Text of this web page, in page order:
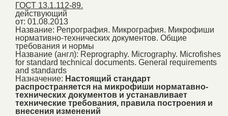
ГОСТ 13.1.112-89.
действующий
от: 01.08.2013
Название: Репрография. Микрография. Микрофиши
нормативно-технических документов. Общие
требования и нормы
Название (англ): Reprography. Micrography. Microfishes
for standard technical documents. General requirements
and standards
Назначение: Настоящий стандарт
распространяется на микрофиши норматавно-
технических документов и устанавливает
технические требования, правила построения и
внесения изменений